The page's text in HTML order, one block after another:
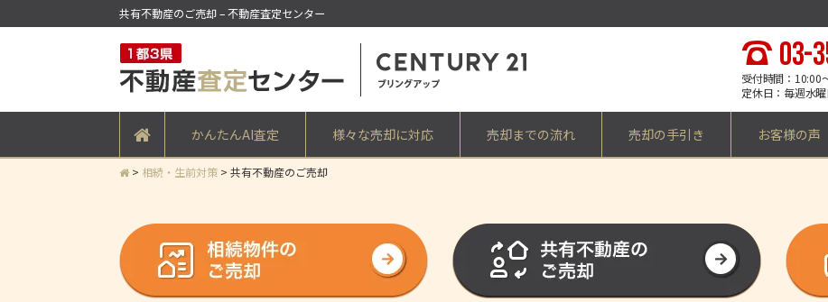
共有不動産のご売却 – 不動産査定センター
03-
受付時間：10:00
定休日：毎週水
かんたんAI査定 様々な売却に対応 売却までの流れ 売却の手引き お客様の声
> 相続・生前対策 > 共有不動産のご売却